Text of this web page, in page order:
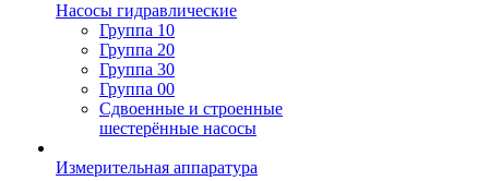
Насосы гидравлические
Группа 10
Группа 20
Группа 30
Группа 00
Сдвоенные и строенные
шестерённые насосы
Измерительная аппаратура